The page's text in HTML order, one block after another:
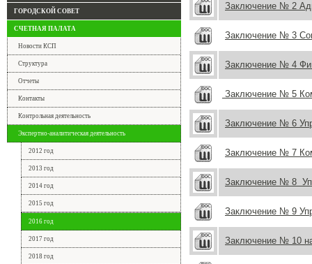
ГОРОДСКОЙ СОВЕТ
СЧЕТНАЯ ПАЛАТА
Новости КСП
Структура
Отчеты
Контакты
Контрольная деятельность
Экспертно-аналитическая деятельность
2012 год
2013 год
2014 год
2015 год
2016 год
2017 год
2018 год
Заключение № 2
Заключение № 3
Заключение № 4
Заключение № 5
Заключение № 6
Заключение № 7
Заключение № 8
Заключение № 9
Заключение № 10